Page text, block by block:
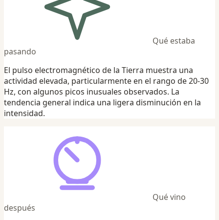
Qué estaba
pasando
El pulso electromagnético de la Tierra muestra una
actividad elevada, particularmente en el rango de 20-30
Hz, con algunos picos inusuales observados. La
tendencia general indica una ligera disminución en la
intensidad.
Qué vino
después